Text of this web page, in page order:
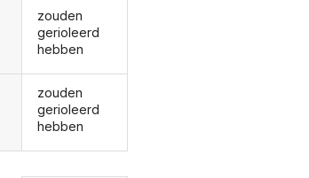
zouden
gerioleerd
hebben
zouden
gerioleerd
hebben